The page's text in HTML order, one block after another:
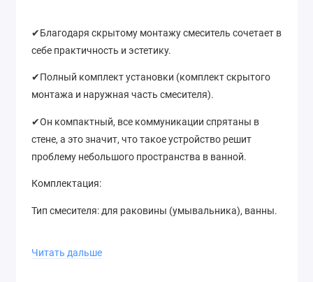
✔Благодаря скрытому монтажу смеситель сочетает в
себе практичность и эстетику.
✔Полный комплект установки (комплект скрытого
монтажа и наружная часть смесителя).
✔Он компактный, все коммуникации спрятаны в
стене, а это значит, что такое устройство решит
проблему небольшого пространства в ванной.
Комплектация:
Тип смесителя: для раковины (умывальника), ванны.
Читать дальше